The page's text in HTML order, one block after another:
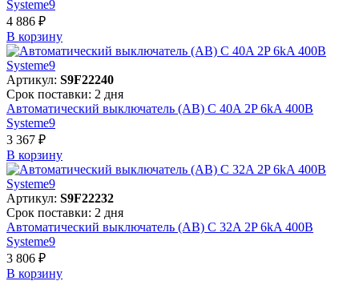
Systeme9
4 886 ₽
В корзинy
Артикул: S9F22240
Срок поставки: 2 дня
Автоматический выключатель (АВ) C 40A 2P 6kA 400В
Systeme9
3 367 ₽
В корзинy
Артикул: S9F22232
Срок поставки: 2 дня
Автоматический выключатель (АВ) C 32A 2P 6kA 400В
Systeme9
3 806 ₽
В корзинy